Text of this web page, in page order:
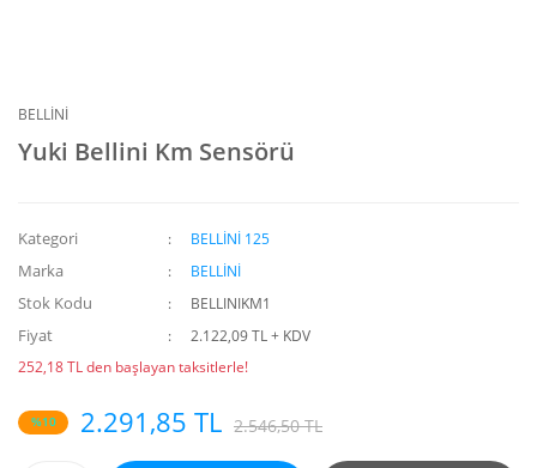
BELLİNİ
Yuki Bellini Km Sensörü
Kategori BELLİNİ 125
Marka BELLİNİ
Stok Kodu BELLINIKM1
Fiyat
2.122,09 TL + KDV
252,18 TL den başlayan taksitlerle!
%10 2.291,85 TL 2.546,50 TL